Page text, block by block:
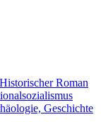
Roman
Geschichte